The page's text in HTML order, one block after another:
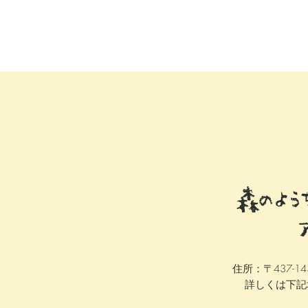
森のよ
住所：〒437-
詳しくは下